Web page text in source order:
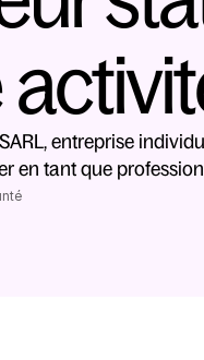
SARL, entreprise
en tant que